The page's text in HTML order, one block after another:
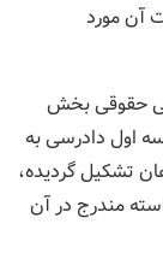
آن مورد
حقوقی بخش
اول دادرسی به
خواهان تشکیل گردیده،
مندرج در آن